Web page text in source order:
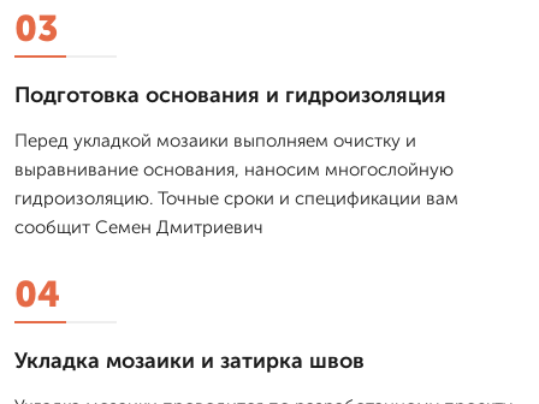
03
Подготовка основания и гидроизоляция
Перед укладкой мозаики выполняем очистку и
выравнивание основания, наносим многослойную
гидроизоляцию. Точные сроки и спецификации вам
сообщит Семен Дмитриевич
04
Укладка мозаики и затирка швов